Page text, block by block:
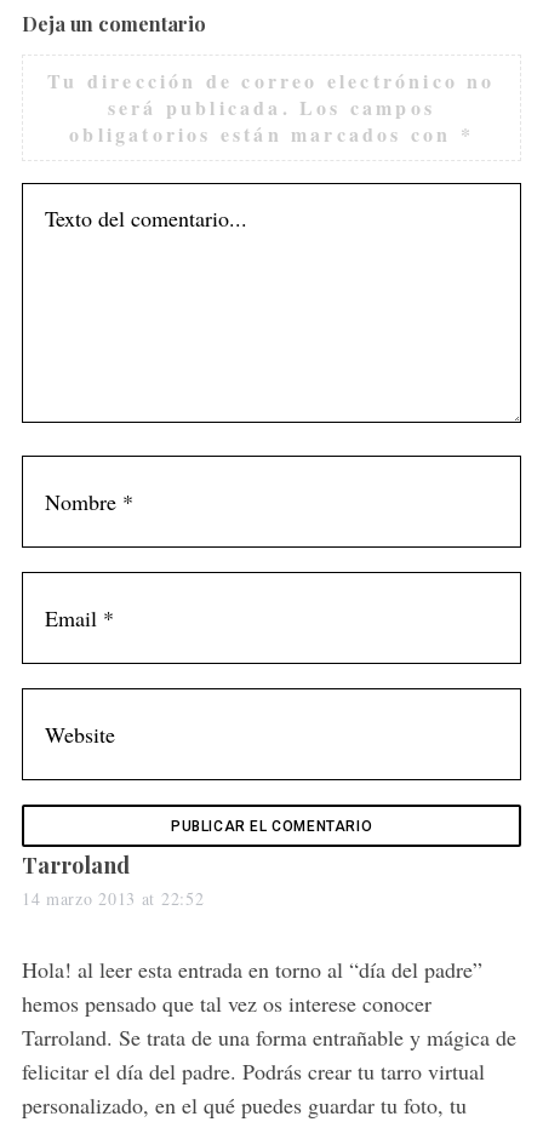
Deja un comentario
Tu dirección de correo electrónico no
será publicada. Los campos
obligatorios están marcados con *
s
a
s
:
Tarroland
14 marzo 2013 at 22:52
Hola! al leer esta entrada en torno al “día del padre”
hemos pensado que tal vez os interese conocer
Tarroland. Se trata de una forma entrañable y mágica de
felicitar el día del padre. Podrás crear tu tarro virtual
personalizado, en el qué puedes guardar tu foto, tu